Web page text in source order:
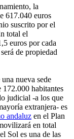
la
617.040 euros
suscrito por el
total el
euros por cada
de propiedad
una nueva sede
172.000 habitantes
judicial -a los que
extranjera- es
andaluz en el Plan
en total
Sol es una de las